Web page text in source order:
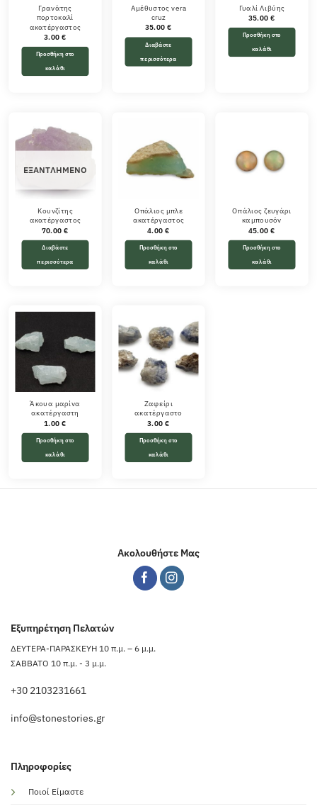
Γρανάτης
πορτοκαλί
ακατέργαστος
3.00 €
Προσθήκη στο
καλάθι
Αμέθυστος vera
cruz
35.00€
Διαβάστε
περισσότερα
Γυαλί Λιβύης
35.00€
Προσθήκη στο
καλάθι
ΕΞΑΝΤΛΗΜΈΝΟ
Κουνζίτης
ακατέργαστος
70.00€
Διαβάστε
περισσότερα
Οπάλιος μπλε
ακατέργαστος
4.00 €
Προσθήκη στο
καλάθι
Οπάλιος ζευγάρι
καμπουσόν
45.00€
Προσθήκη στο
καλάθι
Άκουα μαρίνα
ακατέργαστη
1.00 €
Προσθήκη στο
καλάθι
Ζαφείρι
ακατέργαστο
3.00 €
Προσθήκη στο
καλάθι
Ακολουθήστε Μας
Εξυπηρέτηση Πελατών
ΔΕΥΤΕΡΑ-ΠΑΡΑΣΚΕΥΗ 10 π.μ. – 6 μ.μ.
ΣΑΒΒΑΤΟ 10 π.μ. - 3 μ.μ.
+30 2103231661
info@stonestories.gr
Πληροφορίες
Ποιοί Είμαστε